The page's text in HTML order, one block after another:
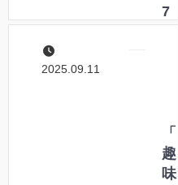
！
7
ン
ハ
ウ
2025.09.11
「
趣
味